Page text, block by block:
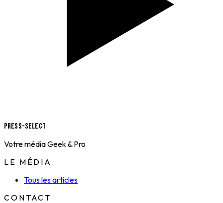
Press-Select
Votre média Geek & Pro
LE MÉDIA
Tous les articles
CONTACT